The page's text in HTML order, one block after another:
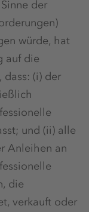
der
würde, hat
auf die
(i) der
und (ii) alle
Anleihen an
die
verkauft oder